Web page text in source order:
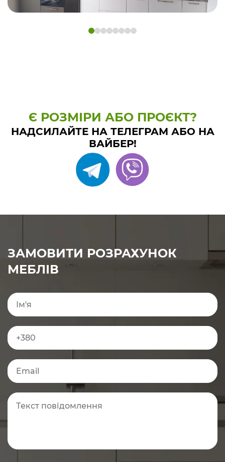
Є РОЗМІРИ АБО ПРОЄКТ?
НАДСИЛАЙТЕ НА ТЕЛЕГРАМ АБО НА
ВАЙБЕР!
ЗАМОВИТИ РОЗРАХУНОК
МЕБЛІВ